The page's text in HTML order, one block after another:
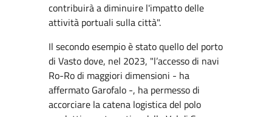
contribuirà a diminuire l'impatto delle
attività portuali sulla città".
Il secondo esempio è stato quello del porto
di Vasto dove, nel 2023, "l’accesso di navi
Ro-Ro di maggiori dimensioni - ha
affermato Garofalo -, ha permesso di
accorciare la catena logistica del polo